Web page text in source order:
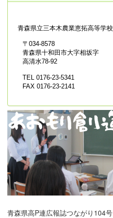
青森県立三本木農業恵拓高等学校
〒034-8578
青森県十和田市大字相坂字
高清水78-92
TEL 0176-23-5341
FAX 0176-23-2141
青森県高P連広報誌つながり104号